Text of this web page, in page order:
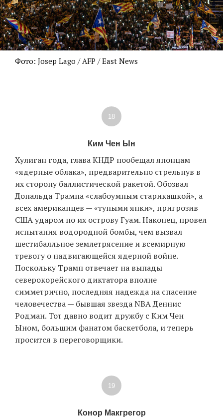
Фото: Josep Lago / AFP / East News
18
Ким Чен Ын
Хулиган года, глава КНДР пообещал японцам
«ядерные облака», предварительно стрельнув в
их сторону баллистической ракетой. Обозвал
Дональда Трампа «слабоумным старикашкой», а
всех американцев — «тупыми янки», пригрозив
США ударом по их острову Гуам. Наконец, провел
испытания водородной бомбы, чем вызвал
шестибалльное землетрясение и всемирную
тревогу о надвигающейся ядерной войне.
Поскольку Трамп отвечает на выпады
северокорейского диктатора вполне
симметрично, последняя надежда на спасение
человечества — бывшая звезда NBA Деннис
Родман. Тот давно водит дружбу с Ким Чен
Ыном, большим фанатом баскетбола, и теперь
просится в переговорщики.
19
Конор Макгрегор